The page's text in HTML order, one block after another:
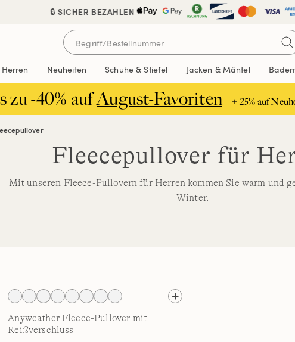
🔒 SICHER BEZAHLEN
Herren Neuheiten Schuhe & Stiefel Jacken & Mäntel
zu -40% aufAugust-Favoriten + 25% auf
Fleecepullover für
Mit unseren Fleece-Pullovern für Herren kommen Sie warm und
Winter.
Anyweather Fleece-Pullover mit
Reißverschluss